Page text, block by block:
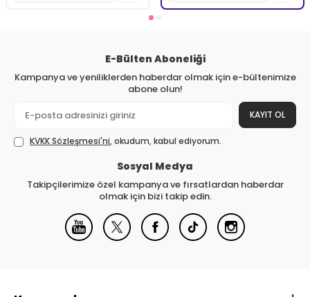
E-Bülten Aboneliği
Kampanya ve yeniliklerden haberdar olmak için e-bültenimize
abone olun!
KAYIT OL
KVKK Sözleşmesi'ni, okudum, kabul ediyorum.
Sosyal Medya
Takipçilerimize özel kampanya ve fırsatlardan haberdar
olmak için bizi takip edin.